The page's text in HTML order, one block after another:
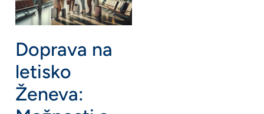
Doprava na
letisko
Ženeva: